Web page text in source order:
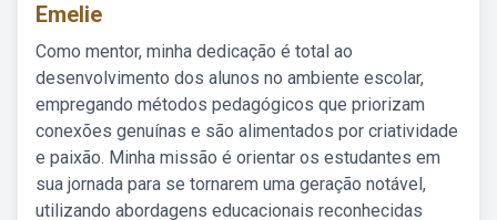
Emelie
Como mentor, minha dedicação é total ao
desenvolvimento dos alunos no ambiente escolar,
empregando métodos pedagógicos que priorizam
conexões genuínas e são alimentados por criatividade
e paixão. Minha missão é orientar os estudantes em
sua jornada para se tornarem uma geração notável,
utilizando abordagens educacionais reconhecidas